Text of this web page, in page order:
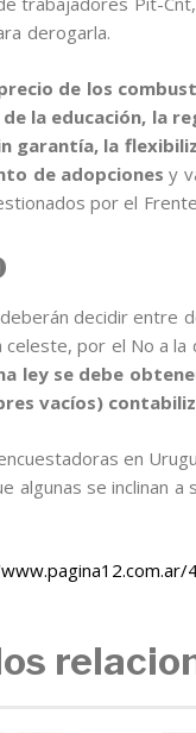
derogarla.
de los
la educación, la
garantía, la
de adopcionesy
por el
decidir entre
por el No a
ley se debe
vacíos)
en
algunas se inclinan